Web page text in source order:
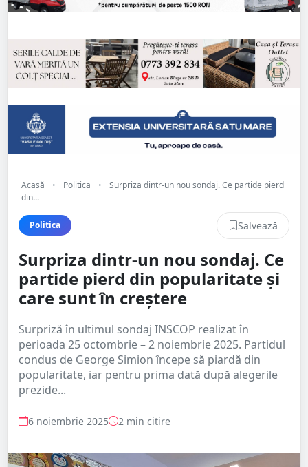
Acasă • Politica •
Surpriza dintr-un nou sondaj. Ce partide pierd
din...
Politica Salvează
Surpriza dintr-un nou sondaj. Ce
partide pierd din popularitate și
care sunt în creștere
Surpriză în ultimul sondaj INSCOP realizat în
perioada 25 octombrie – 2 noiembrie 2025. Partidul
condus de George Simion începe să piardă din
popularitate, iar pentru prima dată după alegerile
prezide...
6 noiembrie 2025 2 min citire